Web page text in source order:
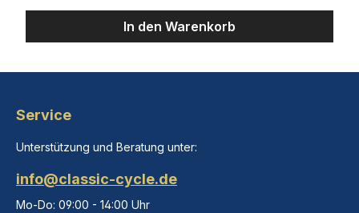
In den Warenkorb
Service
Unterstützung und Beratung unter:
info@classic-cycle.de
Mo-Do: 09:00 - 14:00 Uhr